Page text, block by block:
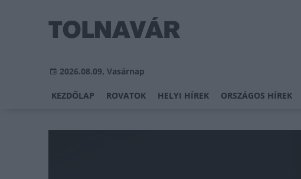
2026.08.09, Vasárnap
KEZDŐLAP ROVATOK HELYI HÍREK ORSZÁGOS HÍREK